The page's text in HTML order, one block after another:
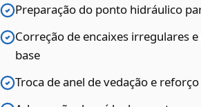
Preparação do ponto hidráulico
Correção de encaixes irregulares
base
Troca de anel de vedação e